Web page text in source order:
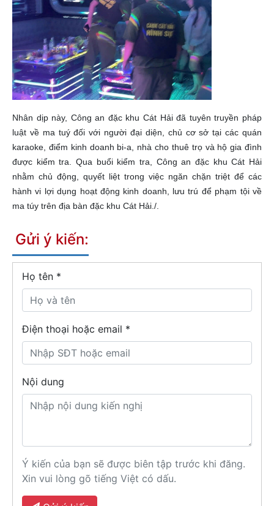
Nhân dịp này, Công an đặc khu Cát Hải đã tuyên truyền pháp
luật về ma tuý đối với người đại diện, chủ cơ sở tại các quán
karaoke, điểm kinh doanh bi-a, nhà cho thuê trọ và hộ gia đình
được kiểm tra. Qua buổi kiểm tra, Công an đặc khu Cát Hải
nhằm chủ động, quyết liệt trong việc ngăn chặn triệt để các
hành vi lợi dụng hoạt động kinh doanh, lưu trú để phạm tội về
ma túy trên địa bàn đặc khu Cát Hải./.
Gửi ý kiến:
Họ tên *
Điện thoại hoặc email *
Nội dung
Ý kiến của bạn sẽ được biên tập trước khi đăng.
Xin vui lòng gõ tiếng Việt có dấu.